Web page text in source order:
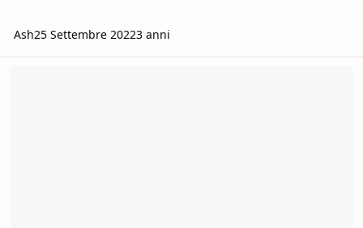
Ash25 Settembre 20223 anni